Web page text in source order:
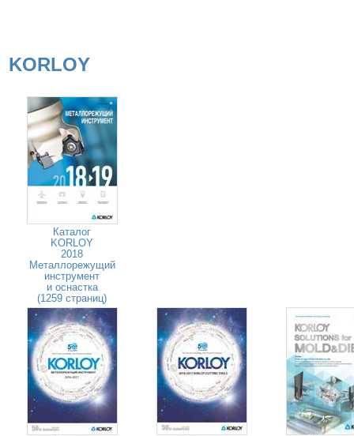
KORLOY
Каталог
KORLOY
2018
Металлорежущий
инструмент
и оснастка
(1259 страниц)